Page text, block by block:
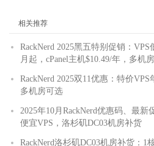
相关推荐
RackNerd 2025黑五特别促销：
月起，cPanel主机$10.49/年，多机
RackNerd 2025双11优惠：特价
多机房可选
2025年10月RackNerd优惠码、最
便宜VPS，洛杉矶DC03机房补货
RackNerd洛杉矶DC03机房补货：1